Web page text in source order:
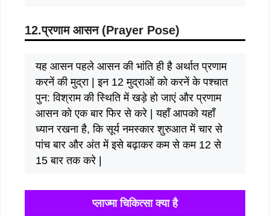
12.प्रणाम आसन (Prayer Pose)
यह आसन पहले आसन की भांति ही है अर्थात प्रणाम
करनें की मुद्रा | इन 12 मुद्राओं को करनें के पश्चात
पुन: विश्राम की स्थिति में खड़े हो जाएं और प्रणाम
आसन को एक बार फिर से करे | यहाँ आपको यहाँ
ध्यान रखना है, कि सूर्य नमस्कार शुरुआत में चार से
पांच बार और अंत में इसे बढ़ाकर कम से कम 12 से
15 बार तक करे |
प्लाज्मा चिकित्सा क्या है